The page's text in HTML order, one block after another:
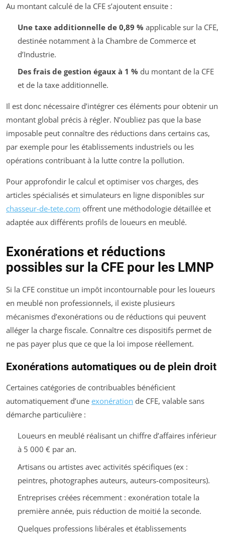
Au montant calculé de la CFE s’ajoutent ensuite :
Une taxe additionnelle de 0,89 % applicable sur la CFE,
destinée notamment à la Chambre de Commerce et
d’Industrie.
Des frais de gestion égaux à 1 % du montant de la CFE
et de la taxe additionnelle.
Il est donc nécessaire d’intégrer ces éléments pour obtenir un
montant global précis à régler. N’oubliez pas que la base
imposable peut connaître des réductions dans certains cas,
par exemple pour les établissements industriels ou les
opérations contribuant à la lutte contre la pollution.
Pour approfondir le calcul et optimiser vos charges, des
articles spécialisés et simulateurs en ligne disponibles sur
chasseur-de-tete.com offrent une méthodologie détaillée et
adaptée aux différents profils de loueurs en meublé.
Exonérations et réductions
possibles sur la CFE pour les LMNP
Si la CFE constitue un impôt incontournable pour les loueurs
en meublé non professionnels, il existe plusieurs
mécanismes d’exonérations ou de réductions qui peuvent
alléger la charge fiscale. Connaître ces dispositifs permet de
ne pas payer plus que ce que la loi impose réellement.
Exonérations automatiques ou de plein droit
Certaines catégories de contribuables bénéficient
automatiquement d’une exonération de CFE, valable sans
démarche particulière :
Loueurs en meublé réalisant un chiffre d’affaires inférieur
à 5 000 € par an.
Artisans ou artistes avec activités spécifiques (ex :
peintres, photographes auteurs, auteurs-compositeurs).
Entreprises créées récemment : exonération totale la
première année, puis réduction de moitié la seconde.
Quelques professions libérales et établissements